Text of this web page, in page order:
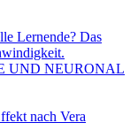
UND NEURONAL